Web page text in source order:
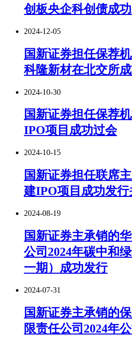
创板央企科创债成
2024-12-05
国新证券担任保荐
科隆新材在北交所
2024-10-30
国新证券担任保荐
IPO项目成功过会
2024-10-15
国新证券担任联席
建IPO项目成功发行
2024-08-19
国新证券主承销的
公司2024年碳中和
一期）成功发行
2024-07-31
国新证券主承销的
限责任公司2024年